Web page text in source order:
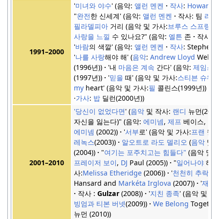
1991–2000
'미녀와 야수' 음악: 앨런 멘켄 작사: Howard
"완전한 신세계' 음악: 앨런 멘켄 작사: 팀 라
필라델피아거리 음악 및 가사:브루스 스프링
사랑을 느낄 수 있나요?" 음악: 엘튼 존
작사:
'바람의 색깔' 음악: 앨런 멘켄 작사: Stephen
'나를 사랑해야 해' 음악: Andrew Lloyd Weber
(1996년)
'내 마음은 계속 간다' 음악: 제임스
(1997년)
'믿을 때' 음악 및 가사:스티븐 슈워
myheart' 음악 및 가사:필 콜린스(1999년)
·가사: 밥딜런(2000년)
2001–2010
'당신이 없었다면' 음악및 작사: 랜디 뉴먼
자신을 잃는다)" 음악: 에미넴, 제프 베이스,
에미넴 (2002) '서부로' 음악 및 가사:프랜 월
레녹스(2003) 알오트로 라도 델리오 음악및
(2004)
"여기는 포주치고는 힘들다" 음악 및
프레이저 보이, DJ Paul (2005) "일어나야해"
사:Melissa Etheridge(2006) '천천히 추락
Hansard and Markéta Irglova (2007) '재호
작사 : Gulzar(2008) '지친 종족' 음악 및
빙엄과 티본 버넷(2009) We Belong
뉴먼 (2010)